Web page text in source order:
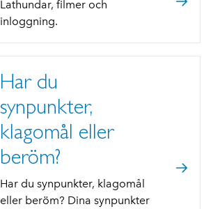
Lathundar, filmer och
inloggning.
Har du
synpunkter,
klagomål eller
beröm?
Har du synpunkter, klagomål
eller beröm? Dina synpunkter